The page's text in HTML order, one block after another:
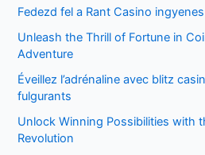
c
h
f
o
:
Fedezd fel a Rant Casino
Unleash the Thrill of Fortune in
Adventure
Éveillez l’adrénaline avec blitz
fulgurants
Unlock Winning Possibilities with
Revolution